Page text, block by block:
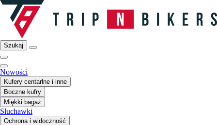
Szukaj
Nowości
Kufery centarlne i inne
Boczne kufry
Miękki bagaż
Słuchawki
Ochrona i widoczność